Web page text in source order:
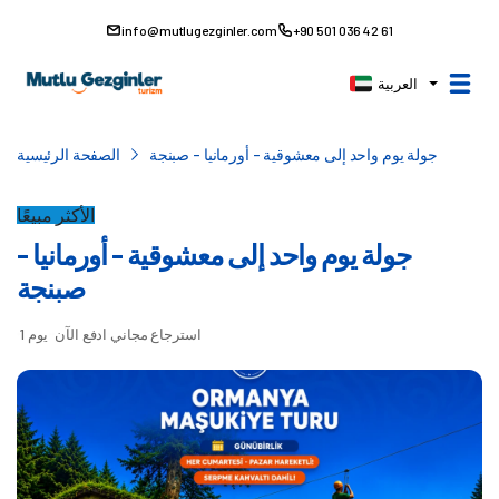
info@mutlugezginler.com +90 501 036 42 61
العربية
الصفحة الرئيسية جولة يوم واحد إلى معشوقية - أورمانيا - صبنجة
الأكثر مبيعًا
جولة يوم واحد إلى معشوقية - أورمانيا -
صبنجة
1 يوم ادفع الآن استرجاع مجاني